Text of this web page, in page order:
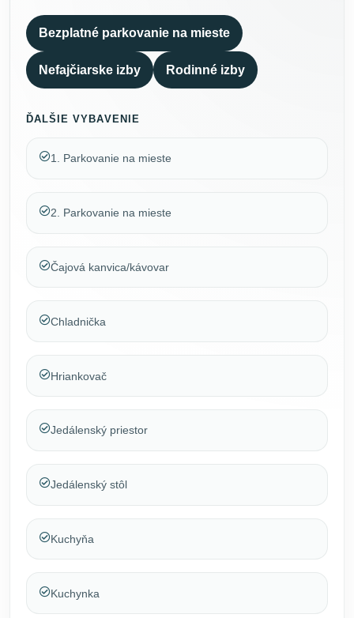
Bezplatné parkovanie na mieste
Nefajčiarske izby Rodinné izby
ĎALŠIE VYBAVENIE
1. Parkovanie na mieste
2. Parkovanie na mieste
Čajová kanvica/kávovar
Chladnička
Hriankovač
Jedálenský priestor
Jedálenský stôl
Kuchyňa
Kuchynka